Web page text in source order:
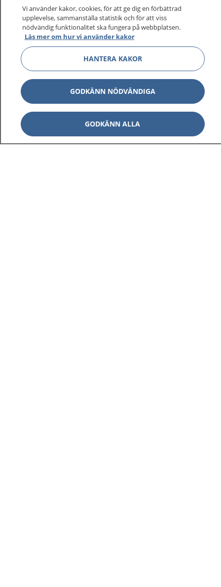
Vi använder kakor, cookies, för att ge dig en förbättrad
upplevelse, sammanställa statistik och för att viss
nödvändig funktionalitet ska fungera på webbplatsen.
Läs mer om hur vi använder kakor
HANTERA KAKOR
GODKÄNN NÖDVÄNDIGA
GODKÄNN ALLA